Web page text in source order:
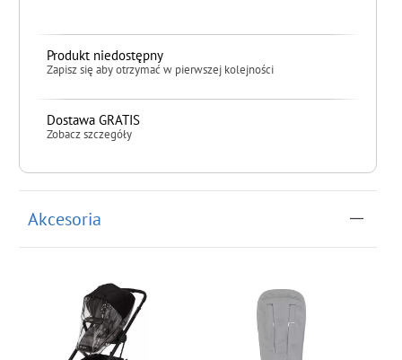
Produkt niedostępny
Zapisz się aby otrzymać w pierwszej kolejności
Dostawa GRATIS
Zobacz szczegóły
Akcesoria